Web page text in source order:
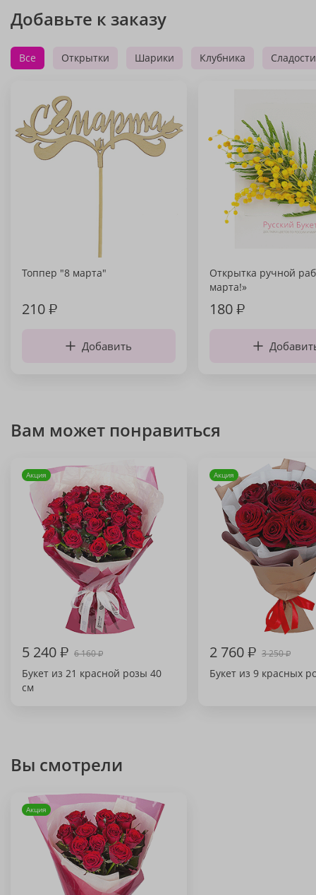
Добавьте к заказу
Все Открытки Шарики Клубника Сладости
Топпер "8 марта"
210₽
Добавить
Открытка ручной
марта!»
180₽
Вам может понравиться
Акция
5 240₽ 6 160₽
Букет из 21 красной розы 40
см
Акция
2 760₽ 3 250₽
Букет из 9 красных
Вы смотрели
Акция